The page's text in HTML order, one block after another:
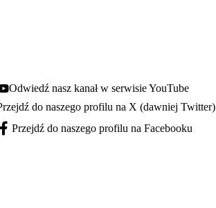
- otwiera się w nowej karcie
Odwiedź nasz kanał w serwisie YouTube
się w nowej karcie
do naszego profilu na X (dawniej Twitter)
- otwiera się w nowej karcie
Przejdź do naszego profilu na Facebooku